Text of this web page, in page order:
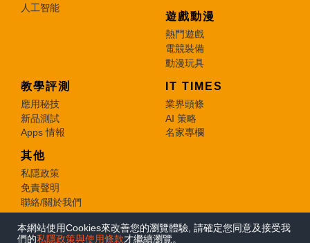
本網站使用Cookies來改善您的瀏覽體驗, 請確定您同意及接受我
們的私隱政策與使用條款才繼續瀏覽。
人工智能
遊戲動漫
熱門遊戲
電競裝備
動漫玩具
教學評測
應用秘技
新品測試
Apps 情報
IT TIMES
業界頭條
AI 策略
名家專欄
其他
私隱政策
免責聲明
聯絡/關於我們
© 2026 e-zone. All Rights Reserved.